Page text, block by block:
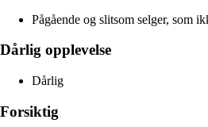
Pågående og slitsom selger, som
Dårlig opplevelse
Dårlig
Forsiktig